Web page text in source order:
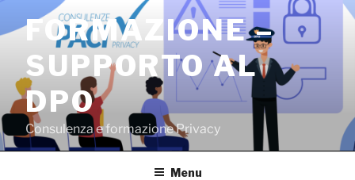
contenuto
FORMAZIONE –
SUPPORTO AL
DPO
Consulenza e formazione Privacy
Menu